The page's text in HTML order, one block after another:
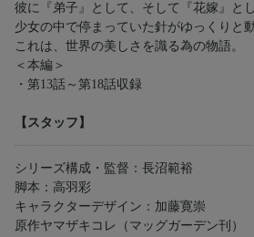
彼に『弟子』として、そして『花嫁』と
少女の中で停まっていた針がゆっくりと
これは、世界の美しさを識る為の物語。
＜本編＞
・第13話～第18話収録
【スタッフ】
シリーズ構成・監督：長沼範裕
脚本：高羽彩
キャラクターデザイン：加藤寛崇
原作ヤマザキコレ（マッグガーデン刊）